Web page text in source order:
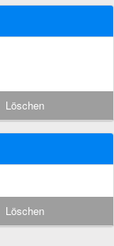
Löschen
Löschen